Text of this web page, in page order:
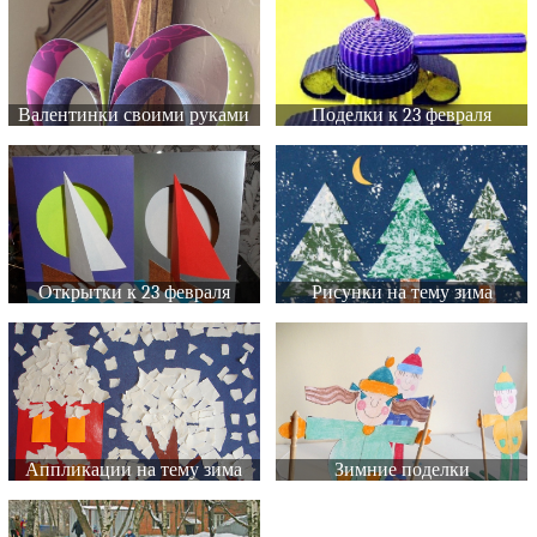
Валентинки своими руками Поделки к 23 февраля
Открытки к 23 февраля Рисунки на тему зима
Аппликации на тему зима Зимние поделки